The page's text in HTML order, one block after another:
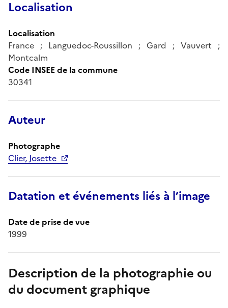
Localisation
Localisation
France ; Languedoc-Roussillon ; Gard ; Vauvert ;
Montcalm
Code INSEE de la commune
30341
Auteur
Photographe
Clier, Josette
Datation et événements liés à l’image
Date de prise de vue
1999
Description de la photographie ou
du document graphique